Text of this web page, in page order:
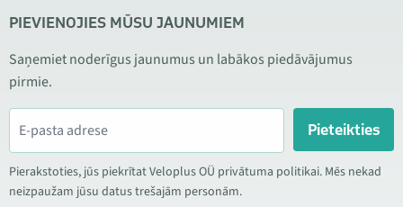
PIEVIENOJIES MŪSU JAUNUMIEM
Saņemiet noderīgus jaunumus un labākos piedāvājumus
pirmie.
Pieteikties
Pierakstoties, jūs piekrītat Veloplus OÜ privātuma politikai. Mēs nekad
neizpaužam jūsu datus trešajām personām.